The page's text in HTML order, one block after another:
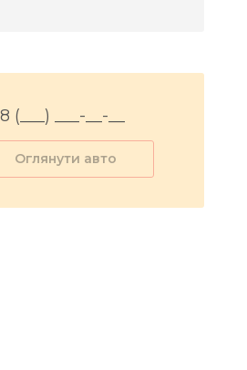
Оглянути авто